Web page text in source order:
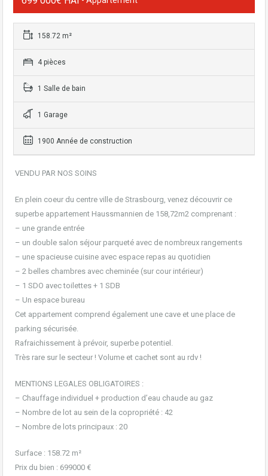
158.72 m²
4 pièces
1 Salle de bain
1 Garage
1900 Année de construction
VENDU PAR NOS SOINS
En plein coeur du centre ville de Strasbourg, venez découvrir ce
superbe appartement Haussmannien de 158,72m2 comprenant :
– une grande entrée
– un double salon séjour parqueté avec de nombreux rangements
– une spacieuse cuisine avec espace repas au quotidien
– 2 belles chambres avec cheminée (sur cour intérieur)
– 1 SDO avec toilettes + 1 SDB
– Un espace bureau
Cet appartement comprend également une cave et une place de
parking sécurisée.
Rafraichissement à prévoir, superbe potentiel.
Très rare sur le secteur ! Volume et cachet sont au rdv !
MENTIONS LEGALES OBLIGATOIRES :
– Chauffage individuel + production d’eau chaude au gaz
– Nombre de lot au sein de la copropriété : 42
– Nombre de lots principaux : 20
Surface : 158.72 m²
Prix du bien : 699000 €